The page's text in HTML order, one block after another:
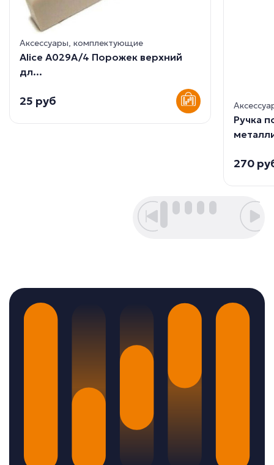
Аксессуары, комплектующие
Alice A029A/4 Порожек верхний
дл...
25 руб
Ручка
270